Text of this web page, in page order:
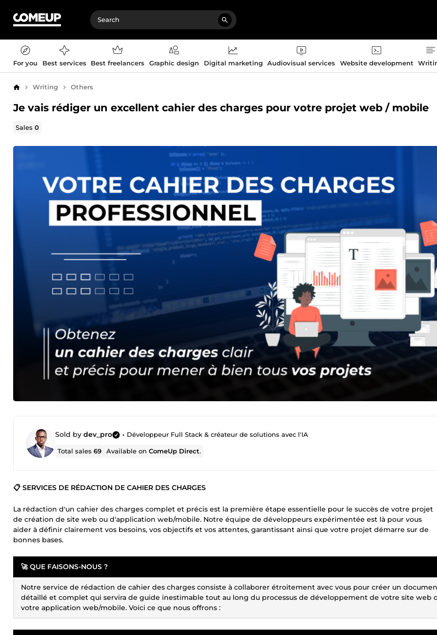
For you Best services Best freelancers Graphic design Digital marketing Audiovisual services Website development
Home Writing Others
Je vais rédiger un excellent cahier des charges pour votre projet web / mobile
Sales0
Sold by dev_pro • Développeur Full Stack & créateur de solutions avec l'IA
Total sales69 Available onComeUp Direct.
📋 SERVICES DE RÉDACTION DE CAHIER DES CHARGES
La rédaction d'un cahier des charges complet et précis est la première étape essentielle pour le succès de votre projet
de création de site web ou d'application web/mobile. Notre équipe de développeurs expérimentée est là pour vous
aider à définir clairement vos besoins, vos objectifs et vos attentes, garantissant ainsi que votre projet démarre sur de
bonnes bases.
🚀 QUE FAISONS-NOUS ?
Notre service de rédaction de cahier des charges consiste à collaborer étroitement avec vous pour créer un
détaillé et complet qui servira de guide inestimable tout au long du processus de développement de votre site web
votre application web/mobile. Voici ce que nous offrons :